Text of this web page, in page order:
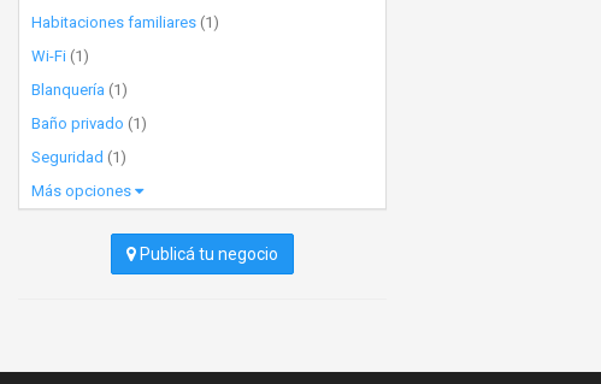
Habitaciones familiares (1)
Wi-Fi (1)
Blanquería (1)
Baño privado (1)
Seguridad (1)
Más opciones
Publicá tu negocio